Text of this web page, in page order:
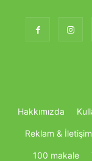
Hakkımızda
Reklam & İletişim
100 makale